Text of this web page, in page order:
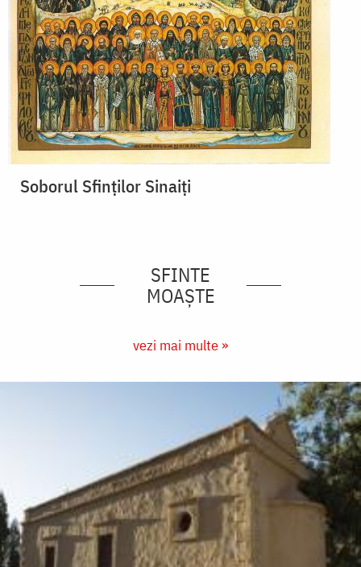
Soborul Sfinţilor Sinaiţi
SFINTE
MOAȘTE
vezi mai multe »